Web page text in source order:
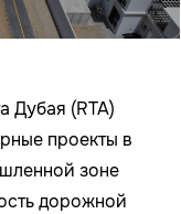
Дубая (RTA)
проекты в
зоне
дорожной